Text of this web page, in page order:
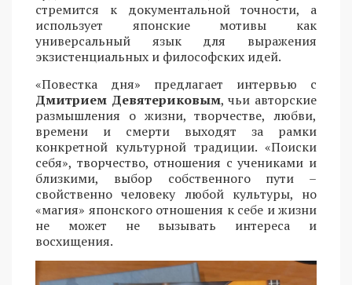
стремится к документальной точности, а
использует японские мотивы как
универсальный язык для выражения
экзистенциальных и философских идей.
«Повестка дня» предлагает интервью с
Дмитрием Девятериковым, чьи авторские
размышления о жизни, творчестве, любви,
времени и смерти выходят за рамки
конкретной культурной традиции. «Поиски
себя», творчество, отношения с учениками и
близкими, выбор собственного пути –
свойственно человеку любой культуры, но
«магия» японского отношения к себе и жизни
не может не вызывать интереса и
восхищения.